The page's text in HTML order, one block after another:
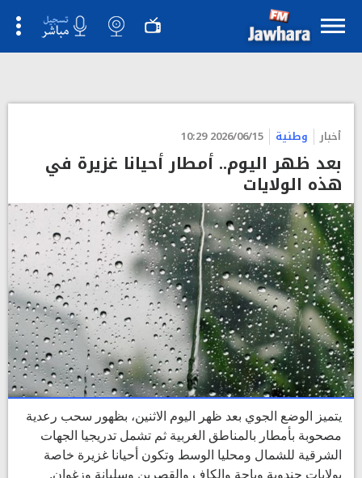
أخبار وطنية 2026/06/15 10:29
بعد ظهر اليوم.. أمطار أحيانا غزيرة في
هذه الولايات
يتميز الوضع الجوي بعد ظهر اليوم الاثنين، بظهور سحب رعدية
مصحوبة بأمطار بالمناطق الغربية ثم تشمل تدريجيا الجهات
الشرقية للشمال ومحليا الوسط وتكون أحيانا غزيرة خاصة
بولايات جندوبة وباجة والكاف والقصرين وسليانة وزغوان.